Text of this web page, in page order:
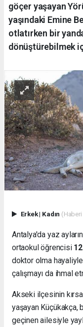
göçer yaşayan
yaşındaki Emine
otlatırken bir
dönüştürebilmek
Erkek| Kadın
Antalya'da yaz
ortaokul öğrencisi
doktor olma
çalışmayı da ihmal
Akseki ilçesinin
yaşayan Küçükakça,
geçinen ailesiyle